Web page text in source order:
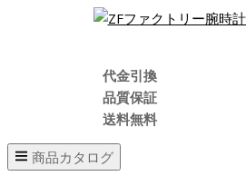
代金引換
品質保証
送料無料
商品カタログ